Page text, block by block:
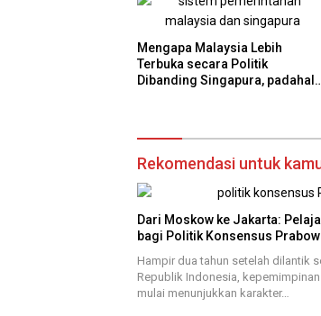
Mengapa Malaysia Lebih
Terbuka secara Politik
Dibanding Singapura, padahal
Rekomendasi untuk
Dari Moskow ke Jakarta:
bagi Politik Konsensus
Hampir dua tahun setelah dilantik
Republik Indonesia,
mulai menunjukkan karakter…